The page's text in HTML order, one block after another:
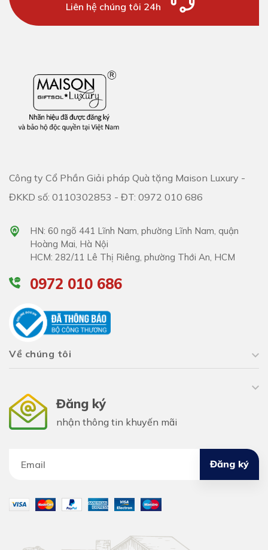
Liên hệ chúng tôi 24h
Công ty Cổ Phần Giải pháp Quà tặng Maison Luxury -
ĐKKD số: 0110302853 - ĐT: 0972 010 686
HN: 60 ngõ 441 Lĩnh Nam, phường Lĩnh Nam, quận
Hoàng Mai, Hà Nội
HCM: 282/11 Lê Thị Riêng, phường Thới An, HCM
0972 010 686
Về chúng tôi
Đăng ký
nhận thông tin khuyến mãi
Đăng ký